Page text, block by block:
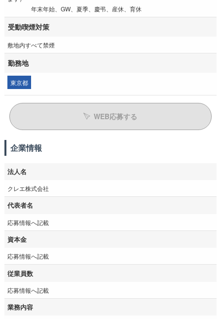
年末年始、GW、夏季、慶弔、産休、育休
受動喫煙対策
敷地内すべて禁煙
勤務地
東京都
WEB応募する
企業情報
法人名
クレエ株式会社
代表者名
応募情報へ記載
資本金
応募情報へ記載
従業員数
応募情報へ記載
業務内容